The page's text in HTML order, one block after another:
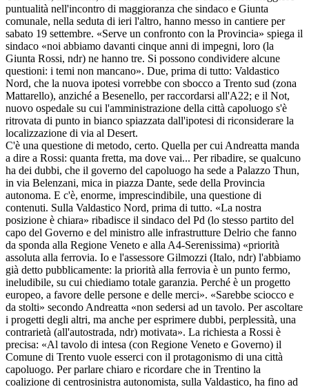
puntualità nell'incontro di maggioranza che sindaco e Giunta
comunale, nella seduta di ieri l'altro, hanno messo in cantiere per
sabato 19 settembre. «Serve un confronto con la Provincia» spiega il
sindaco «noi abbiamo davanti cinque anni di impegni, loro (la
Giunta Rossi, ndr) ne hanno tre. Si possono condividere alcune
questioni: i temi non mancano». Due, prima di tutto: Valdastico
Nord, che la nuova ipotesi vorrebbe con sbocco a Trento sud (zona
Mattarello), anziché a Besenello, per raccordarsi all'A22; e il Not,
nuovo ospedale su cui l'amministrazione della città capoluogo s'è
ritrovata di punto in bianco spiazzata dall'ipotesi di riconsiderare la
localizzazione di via al Desert.
C'è una questione di metodo, certo. Quella per cui Andreatta manda
a dire a Rossi: quanta fretta, ma dove vai... Per ribadire, se qualcuno
ha dei dubbi, che il governo del capoluogo ha sede a Palazzo Thun,
in via Belenzani, mica in piazza Dante, sede della Provincia
autonoma. E c'è, enorme, imprescindibile, una questione di
contenuti. Sulla Valdastico Nord, prima di tutto. «La nostra
posizione è chiara» ribadisce il sindaco del Pd (lo stesso partito del
capo del Governo e del ministro alle infrastrutture Delrio che fanno
da sponda alla Regione Veneto e alla A4-Serenissima) «priorità
assoluta alla ferrovia. Io e l'assessore Gilmozzi (Italo, ndr) l'abbiamo
già detto pubblicamente: la priorità alla ferrovia è un punto fermo,
ineludibile, su cui chiediamo totale garanzia. Perché è un progetto
europeo, a favore delle persone e delle merci». «Sarebbe sciocco e
da stolti» secondo Andreatta «non sedersi ad un tavolo. Per ascoltare
i progetti degli altri, ma anche per esprimere dubbi, perplessità, una
contrarietà (all'autostrada, ndr) motivata». La richiesta a Rossi è
precisa: «Al tavolo di intesa (con Regione Veneto e Governo) il
Comune di Trento vuole esserci con il protagonismo di una città
capoluogo. Per parlare chiaro e ricordare che in Trentino la
coalizione di centrosinistra autonomista, sulla Valdastico, ha fino ad